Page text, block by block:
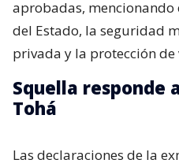
aprobadas,
del Estado, la seguridad
privada y la protección de
Squella responde
Tohá
Las declaraciones de la